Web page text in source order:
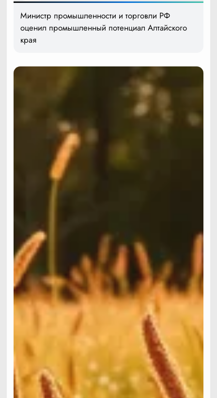
Министр промышленности и торговли РФ
оценил промышленный потенциал Алтайского
края